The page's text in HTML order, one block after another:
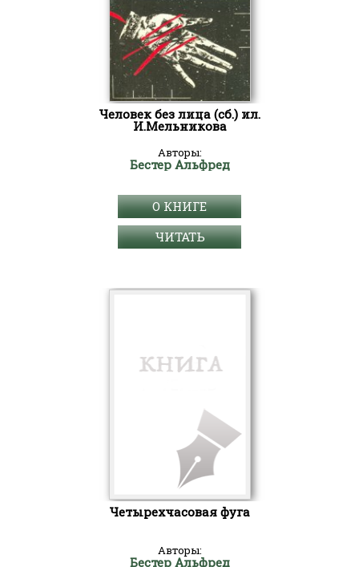
Человек без лица (сб.) ил.
И.Мельникова
Авторы:
Бестер Альфред
О КНИГЕ
ЧИТАТЬ
Четырехчасовая фуга
Авторы:
Бестер Альфред